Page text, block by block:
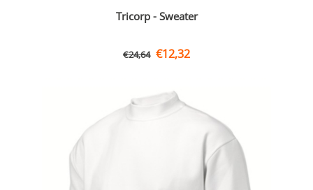
Tricorp - Sweater
€24,64 €12,32